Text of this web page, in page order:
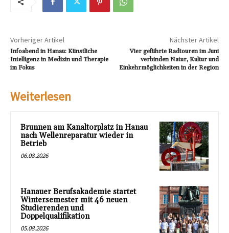
Vorheriger Artikel
Infoabend in Hanau: Künstliche
Intelligenz in Medizin und Therapie
im Fokus
Nächster Artikel
Vier geführte Radtouren im Juni
verbinden Natur, Kultur und
Einkehrmöglichkeiten in der Region
Weiterlesen
Brunnen am Kanaltorplatz in Hanau
nach Wellenreparatur wieder in
Betrieb
06.08.2026
Hanauer Berufsakademie startet
Wintersemester mit 46 neuen
Studierenden und
Doppelqualifikation
05.08.2026